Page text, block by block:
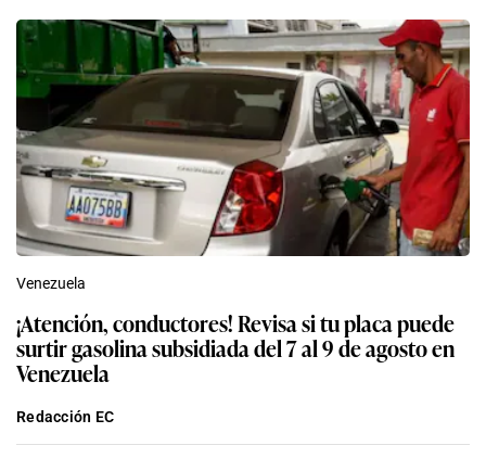
Venezuela
¡Atención, conductores! Revisa si tu placa puede
surtir gasolina subsidiada del 7 al 9 de agosto en
Venezuela
Redacción EC